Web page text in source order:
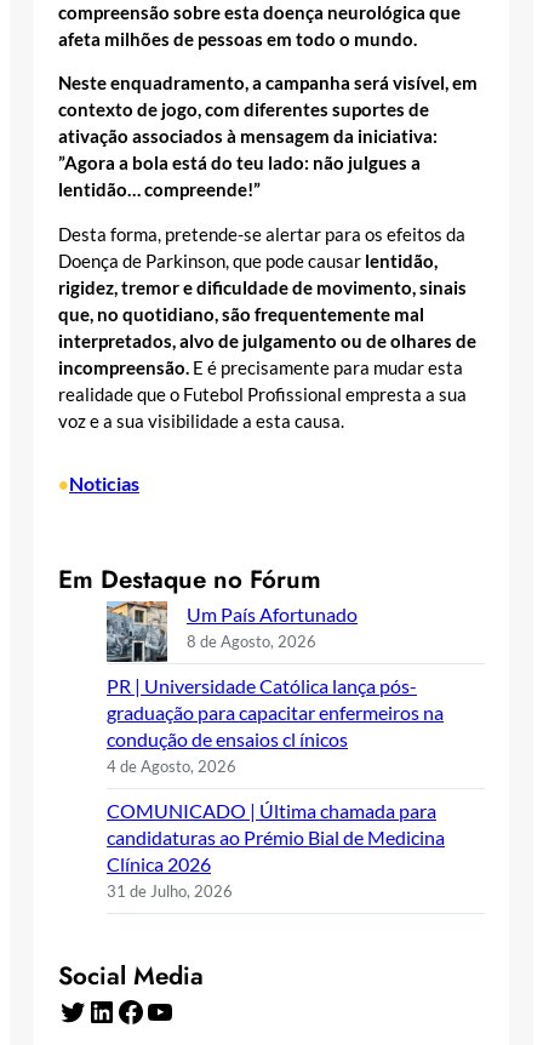
compreensão sobre esta doença neurológica que
afeta milhões de pessoas em todo o mundo.
Neste enquadramento, a campanha será visível, em
contexto de jogo, com diferentes suportes de
ativação associados à mensagem da iniciativa:
”Agora a bola está do teu lado: não julgues a
lentidão… compreende!”
Desta forma, pretende-se alertar para os efeitos da
Doença de Parkinson, que pode causar lentidão,
rigidez, tremor e dificuldade de movimento, sinais
que, no quotidiano, são frequentemente mal
interpretados, alvo de julgamento ou de olhares de
incompreensão. E é precisamente para mudar esta
realidade que o Futebol Profissional empresta a sua
voz e a sua visibilidade a esta causa.
•Noticias
Em Destaque no Fórum
Um País Afortunado
8 de Agosto, 2026
PR | Universidade Católica lança pós-
graduação para capacitar enfermeiros na
condução de ensaios cl ínicos
4 de Agosto, 2026
COMUNICADO | Última chamada para
candidaturas ao Prémio Bial de Medicina
Clínica 2026
31 de Julho, 2026
Social Media
Twitter LinkedIn Facebook YouTube